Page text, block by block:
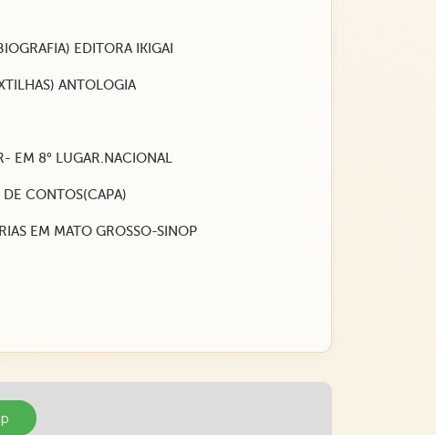
EDITORA IKIGAI
ANTOLOGIA
EM 8° LUGAR.NACIONAL
CONTOS(CAPA)
EM MATO GROSSO-SINOP